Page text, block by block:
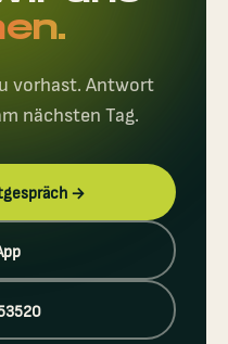
vorhast. Antwort
nächsten Tag.
→